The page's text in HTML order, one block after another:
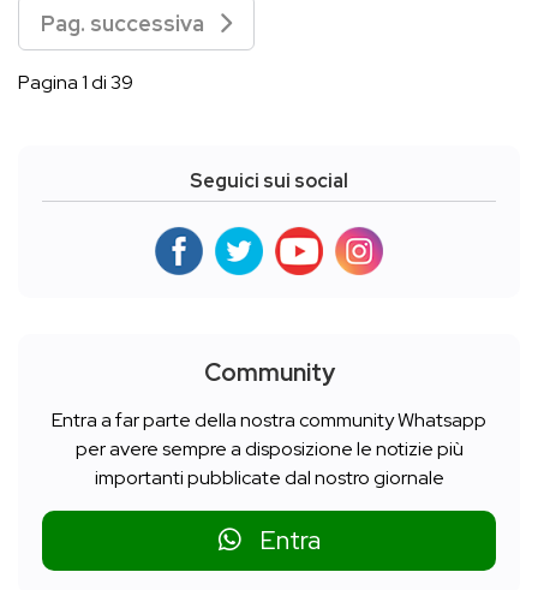
Pag. successiva
Pagina 1 di 39
Seguici sui social
Community
Entra a far parte della nostra community Whatsapp
per avere sempre a disposizione le notizie più
importanti pubblicate dal nostro giornale
Entra